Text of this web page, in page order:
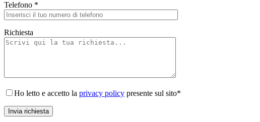
Telefono *
Richiesta
Ho letto e accetto la privacy policy presente sul sito*